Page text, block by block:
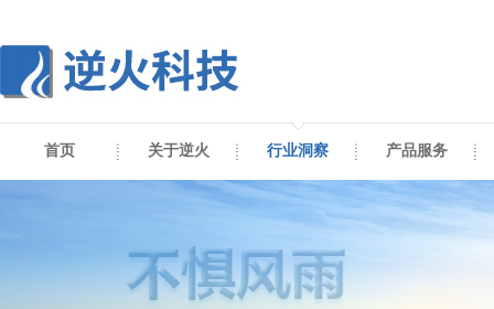
首页 关于逆火 行业洞察 产品服务